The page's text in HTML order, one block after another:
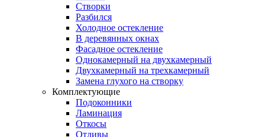
Створки
Разбился
Холодное остекление
В деревянных окнах
Фасадное остекление
Однокамерный на двухкамерный
Двухкамерный на трехкамерный
Замена глухого на створку
Комплектующие
Подоконники
Ламинация
Откосы
Отливы